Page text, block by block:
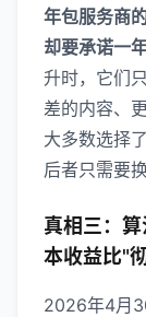
年包服务商
却要承诺一
升时，它们
差的内容、
大多数选择
后者只需要
真相三：
本收益比"
2026年4月